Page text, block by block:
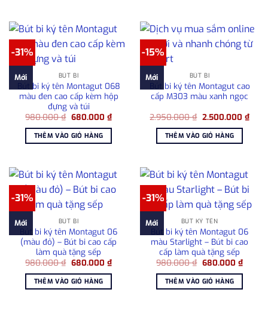
-31%
Mới BÚT BI
Bút bi ký tên Montagut 068
màu đen cao cấp kèm hộp
đựng và túi
980.000₫ Giá
là:
980.000 ₫.
680.000 ₫Giá
hiện
680.000 ₫.
THÊM VÀO GIỎ HÀNG
-15%
Mới BÚT BI
Bút bi ký tên Montagut cao
cấp M303 màu xanh ngọc
2.950.000₫ Giá
là:
2.950.000 ₫.
2.500.000 ₫Giá
hiện
THÊM VÀO GIỎ HÀNG
-31%
Mới BÚT BI
Bút bi ký tên Montagut 06
(màu đỏ) – Bút bi cao cấp
làm quà tặng sếp
980.000₫ Giá
là:
980.000 ₫.
680.000 ₫Giá
THÊM VÀO GIỎ HÀNG
-31%
Mới BÚT KÝ TÊN
Bút bi ký tên Montagut 06
màu Starlight – Bút bi cao
cấp làm quà tặng sếp
980.000₫ Giá
là:
980.000 ₫.
680.000 ₫Giá
THÊM VÀO GIỎ HÀNG